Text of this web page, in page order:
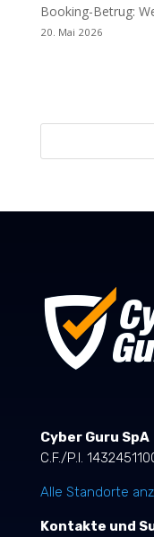
Booking-Betrug:
20. Mai 2026
Cyber Guru SpA
C.F./P.I.
Alle Standorte
Kontakte und